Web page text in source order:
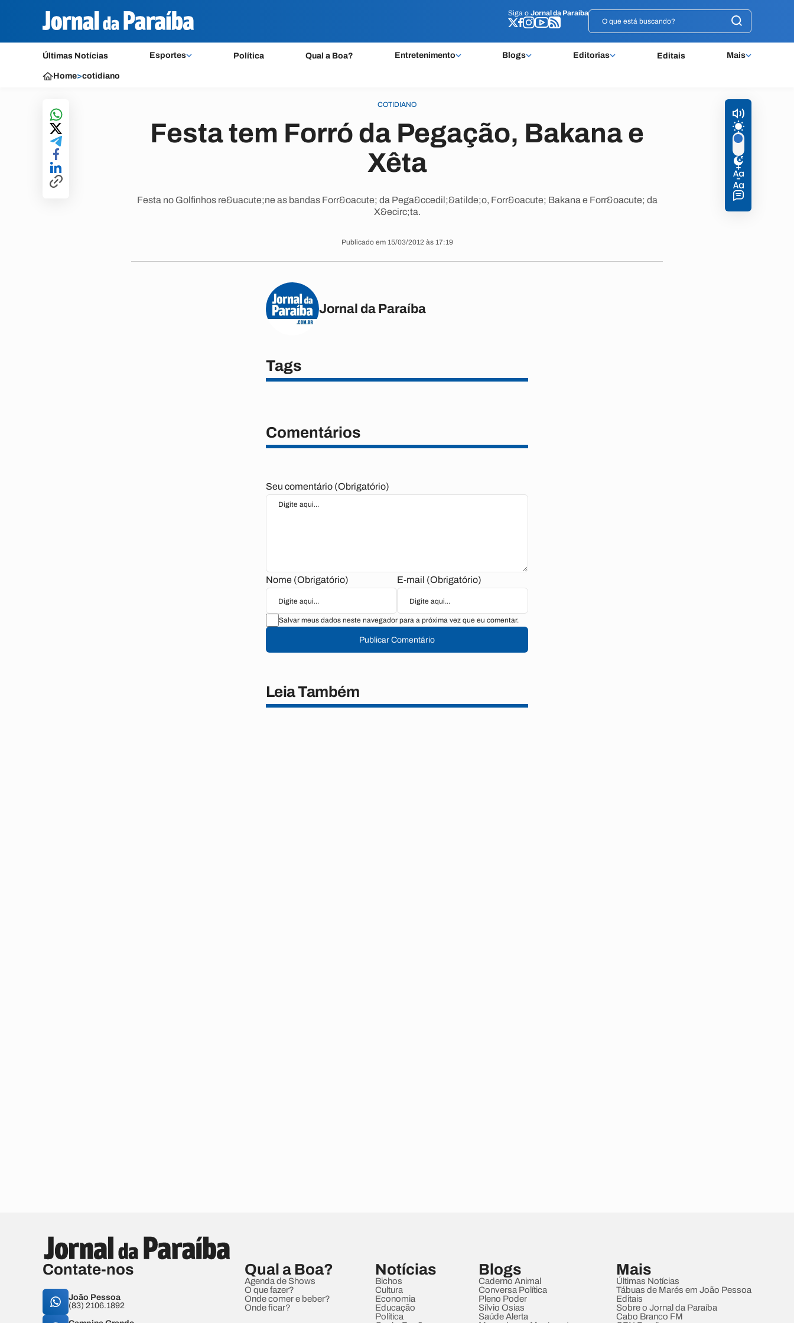
Siga o Jornal da Paraíba
Últimas Notícias Esportes Política Qual a Boa? Entretenimento Blogs Editorias Editais Mais
Siga o Jornal da Paraíba
Home>cotidiano
COTIDIANO
Festa tem Forró da Pegação, Bakana e
Xêta
Festa no Golfinhos re&uacute;ne as bandas Forr&oacute; da Pega&ccedil;&atilde;o, Forr&oacute; Bakana e Forr&oacute; da
X&ecirc;ta.
Publicado em 15/03/2012 às 17:19
Jornal da Paraíba
Tags
Comentários
Seu comentário (Obrigatório)
Nome (Obrigatório) E-mail (Obrigatório)
Salvar meus dados neste navegador para a próxima vez que eu comentar.
Publicar Comentário
Leia Também
Contate-nos
João Pessoa
(83) 2106.1892
Qual a Boa?
Agenda de Shows
O que fazer?
Onde comer e beber?
Onde ficar?
Notícias
Bichos
Cultura
Economia
Educação
Política
Blogs
Caderno Animal
Conversa Política
Pleno Poder
Sílvio Osias
Saúde Alerta
Mais
Últimas Notícias
Tábuas de Marés em João Pessoa
Editais
Sobre o Jornal da Paraíba
Cabo Branco FM